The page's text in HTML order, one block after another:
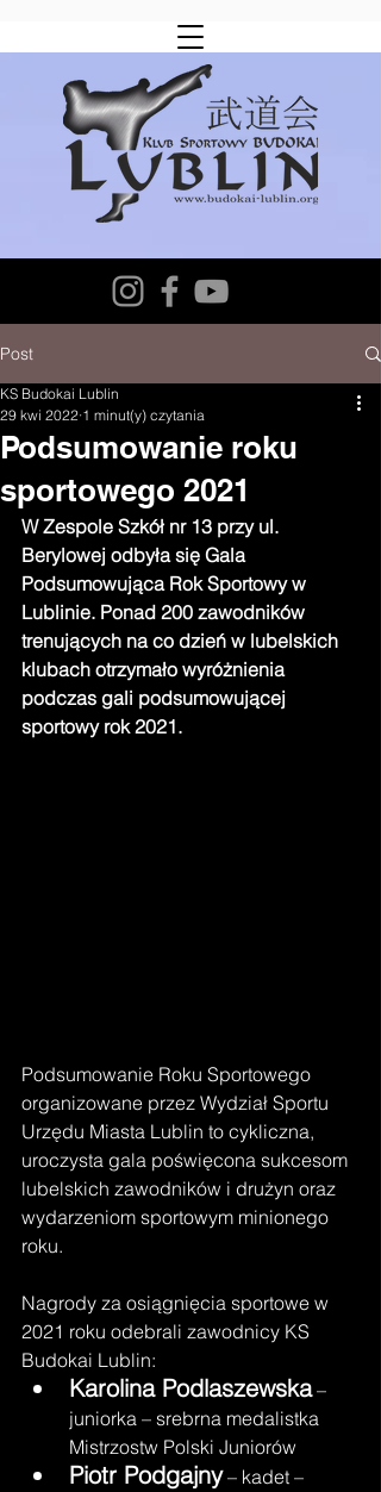
Post
Podsumowanie roku
sportowego 2021
KS Budokai Lublin
29 kwi 2022 1 minut(y) czytania
W Zespole Szkół nr 13 przy ul.
Berylowej odbyła się Gala
Podsumowująca Rok Sportowy w
Lublinie. Ponad 200 zawodników
trenujących na co dzień w lubelskich
klubach otrzymało wyróżnienia
podczas gali podsumowującej
sportowy rok 2021.
Podsumowanie Roku Sportowego
organizowane przez Wydział Sportu
Urzędu Miasta Lublin to cykliczna,
uroczysta gala poświęcona sukcesom
lubelskich zawodników i drużyn oraz
wydarzeniom sportowym minionego
roku.
Nagrody za osiągnięcia sportowe w
2021 roku odebrali zawodnicy KS
Budokai Lublin:
Karolina Podlaszewska –
juniorka – srebrna medalistka
Mistrzostw Polski Juniorów
Piotr Podgajny – kadet –